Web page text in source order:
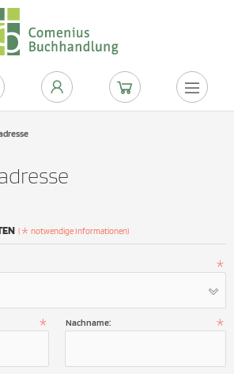
( notwendige Informationen)
Nachname: